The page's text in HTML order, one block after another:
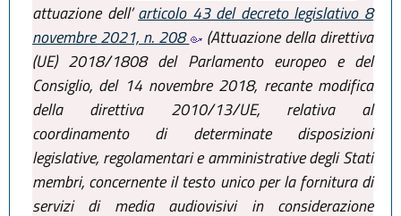
attuazione dell’articolo 43 del decreto legislativo 8
novembre 2021, n. 208
(Attuazione della direttiva
(UE) 2018/1808 del Parlamento europeo e del
Consiglio, del 14 novembre 2018, recante modifica
della direttiva 2010/13/UE, relativa al
coordinamento di determinate disposizioni
legislative, regolamentari e amministrative degli Stati
membri, concernente il testo unico per la fornitura di
servizi di media audiovisivi in considerazione